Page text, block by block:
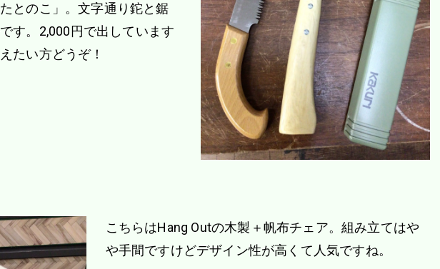
とのこ」。文字通り鉈と鋸
す。2,000円で出しています
たい方どうぞ！
こちらはHang Outの木製＋帆布チェア。組み立てはや
や手間ですけどデザイン性が高くて人気ですね。